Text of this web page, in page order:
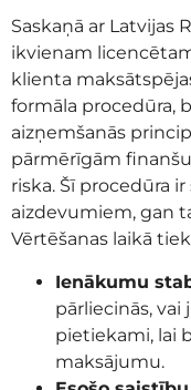
Saskaņā ar Latvijas
ikvienam
klienta
formāla procedūra,
aizņemšanās
pārmērīgām
riska. Šī procedūra
aizdevumiem, gan
Vērtēšanas laikā
Ienākumu
pārliecinās,
pietiekami, lai
maksājumu.